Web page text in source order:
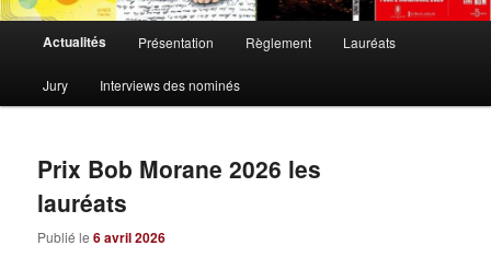
Actualités Présentation Règlement Lauréats
Jury Interviews des nominés
Prix Bob Morane 2026 les
lauréats
Publié le6 avril 2026